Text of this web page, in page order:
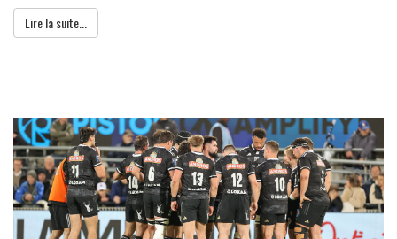
Lire la suite...